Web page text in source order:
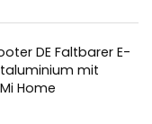
DE Faltbarer E-
mit
Home